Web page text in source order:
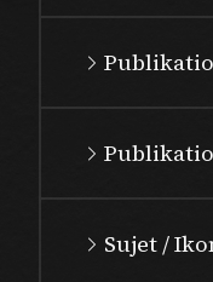
Sujet /